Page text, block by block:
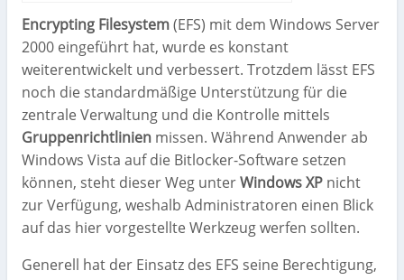
Encrypting Filesystem(EFS) mit dem Windows Server
2000 eingeführt hat, wurde es konstant
weiterentwickelt und verbessert. Trotzdem lässt EFS
noch die standardmäßige Unterstützung für die
zentrale Verwaltung und die Kontrolle mittels
Gruppenrichtlinien missen. Während Anwender ab
Windows Vista auf die Bitlocker-Software setzen
können, steht dieser Weg unterWindows XP nicht
zur Verfügung, weshalb Administratoren einen Blick
auf das hier vorgestellte Werkzeug werfen sollten.
Generell hat der Einsatz des EFS seine Berechtigung,